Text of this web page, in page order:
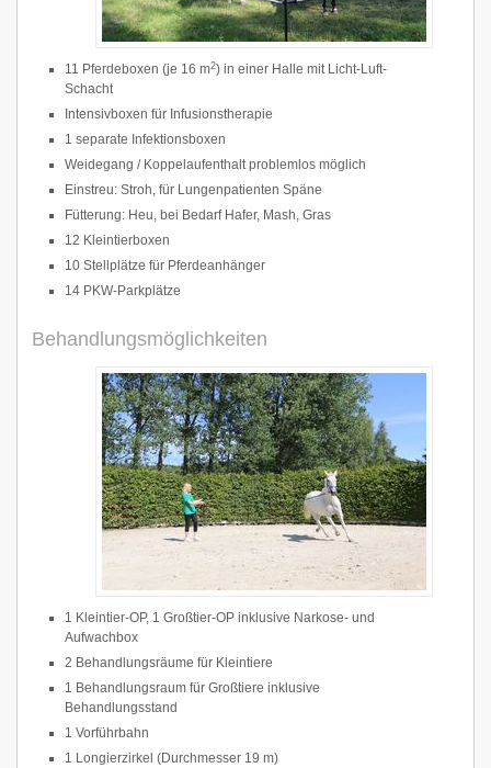
11 Pferdeboxen (je 16 m2) in einer Halle mit Licht-Luft-
Schacht
Intensivboxen für Infusionstherapie
1 separate Infektionsboxen
Weidegang / Koppelaufenthalt problemlos möglich
Einstreu: Stroh, für Lungenpatienten Späne
Fütterung: Heu, bei Bedarf Hafer, Mash, Gras
12 Kleintierboxen
10 Stellplätze für Pferdeanhänger
14 PKW-Parkplätze
Behandlungsmöglichkeiten
1 Kleintier-OP, 1 Großtier-OP inklusive Narkose- und
Aufwachbox
2 Behandlungsräume für Kleintiere
1 Behandlungsraum für Großtiere inklusive
Behandlungsstand
1 Vorführbahn
1 Longierzirkel (Durchmesser 19 m)